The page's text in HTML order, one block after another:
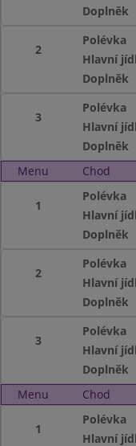
Doplněk
2
Polévka
Hlavní
Doplněk
3
Polévka
Hlavní
Doplněk
Menu
Chod
1
Polévka
Hlavní
Doplněk
2
Polévka
Hlavní
Doplněk
3
Polévka
Hlavní
Doplněk
Menu
Chod
1
Polévka
Hlavní